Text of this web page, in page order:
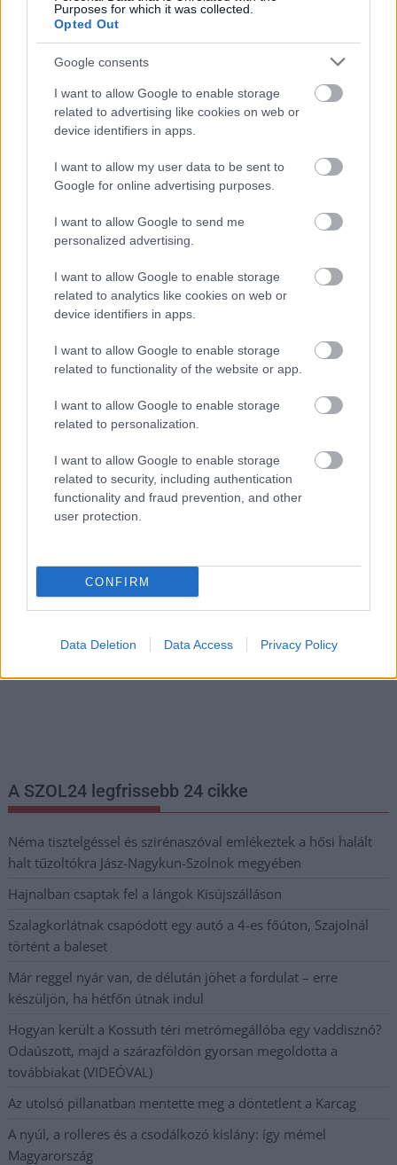
Purposes for which it was collected.
Opted Out
Google consents
I want to allow Google to enable storage
related to advertising like cookies on web or
device identifiers in apps.
I want to allow my user data to be sent to
Google for online advertising purposes.
I want to allow Google to send me
personalized advertising.
I want to allow Google to enable storage
related to analytics like cookies on web or
device identifiers in apps.
I want to allow Google to enable storage
related to functionality of the website or app.
I want to allow Google to enable storage
related to personalization.
I want to allow Google to enable storage
related to security, including authentication
functionality and fraud prevention, and other
user protection.
CONFIRM
Data Deletion Data Access Privacy Policy
Györfi Mihály több tucat vállalkozással egyeztetett
a kerékpárgyár dolgozóinak megsegítéséről
Rövid idő alatt számos vállalkozás jelezte, hogy segítene
azoknak a munkavállalóknak, akik a tószegi kerékpárgyár
bezárása...
Szolnok
Adja meg keresztnevét:
Adja
meg e-mail címét:
A SZOL24 legfrissebb 24 cikke
Néma tisztelgéssel és szirénaszóval emlékeztek a hősi halált
halt tűzoltókra Jász-Nagykun-Szolnok megyében
Hajnalban csaptak fel a lángok Kisújszálláson
Szalagkorlátnak csapódott egy autó a 4-es főúton, Szajolnál
történt a baleset
Már reggel nyár van, de délután jöhet a fordulat – erre
készüljön, ha hétfőn útnak indul
Hogyan került a Kossuth téri metrómegállóba egy vaddisznó?
Odaúszott, majd a szárazföldön gyorsan megoldotta a
továbbiakat (VIDEÓVAL)
Az utolsó pillanatban mentette meg a döntetlent a Karcag
A nyúl, a rolleres és a csodálkozó kislány: így mémel
Magyarország